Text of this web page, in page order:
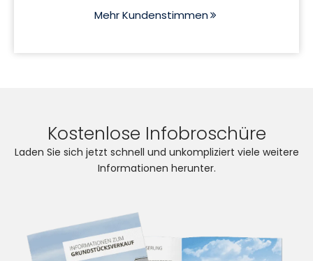
Mehr Kundenstimmen
Kostenlose Infobroschüre
Laden Sie sich jetzt schnell und unkompliziert viele weitere
Informationen herunter.